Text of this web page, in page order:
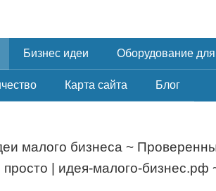
Бизнес идеи Оборудование для
Карта сайта Блог
малого бизнеса ~
просто | идея-малого-бизнес.рф